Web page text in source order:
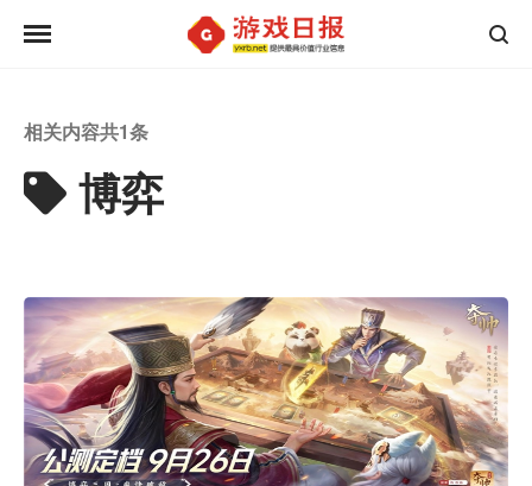
相关内容共1条
博弈